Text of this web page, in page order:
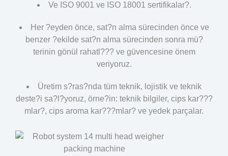
Ve ISO 9001 ve ISO 18001 sertifikalar?.
Her ?eyden önce, sat?n alma sürecinden önce ve
benzer ?ekilde sat?n alma sürecinden sonra mü?
terinin gönül rahatl??? ve güvencesine önem
veriyoruz.
Üretim s?ras?nda tüm teknik, lojistik ve teknik
deste?i sa?l?yoruz, örne?in: teknik bilgiler, cips kar???
mlar?, cips aroma kar???mlar? ve yedek parçalar.